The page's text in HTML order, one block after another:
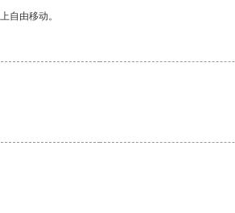
自由移动。